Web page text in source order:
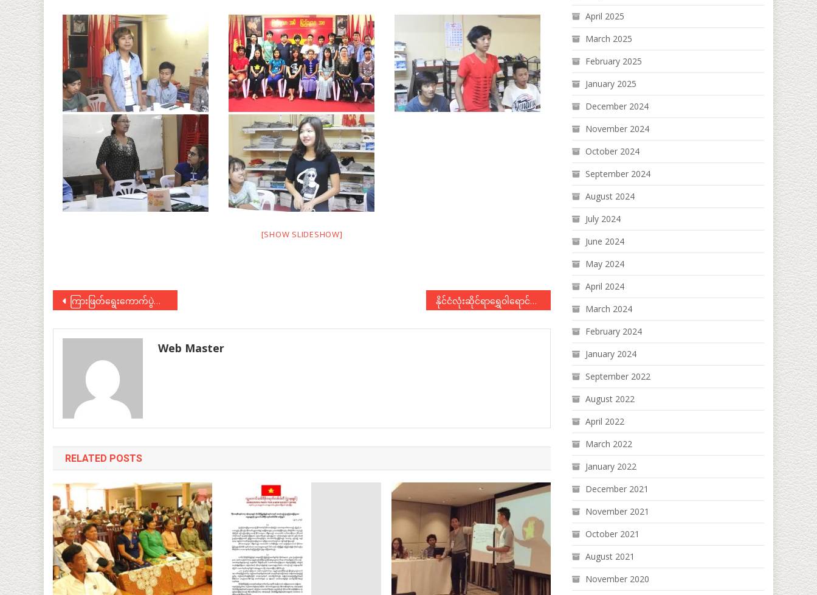
[SHOW SLIDESHOW]
Post
navigation
ကြားဖြတ်ရွေးကောက်ပွဲဆိုင်ရာကိစ္စရပ်များနှင့် စပ်လျဉ်း၍ တွေ့ဆုံညှိနှိုင်းသည့်အစည်းအဝေးသို့ တက်ရောက် နိုင်ငံလုံးဆိုင်ရာရွှေဝါရောင်တော်လှန်ရေး(၁၁)နှစ်မြောက် နှစ်ပတ်လည်အခမ်းအနား ကျင်းပနိုင်ရေး ပထမအကြိမ်ညှိနှိုင်းအစည်းအဝေး
Web Master
RELATED POSTS
April 2025
March 2025
February 2025
January 2025
December 2024
November 2024
October 2024
September 2024
August 2024
July 2024
June 2024
May 2024
April 2024
March 2024
February 2024
January 2024
September 2022
August 2022
April 2022
March 2022
January 2022
December 2021
November 2021
October 2021
August 2021
November 2020